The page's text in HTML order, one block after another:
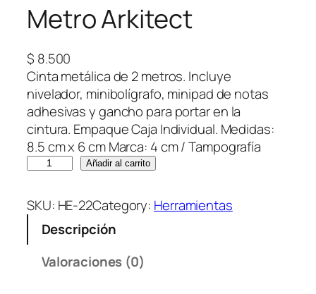
Metro Arkitect
$ 8.500
Cinta metálica de 2 metros. Incluye
nivelador, minibolígrafo, minipad de notas
adhesivas y gancho para portar en la
cintura. Empaque Caja Individual. Medidas:
8.5 cm x 6 cm Marca: 4 cm / Tampografía
t
r
Añadir al carrito
SKU: HE-22Category: Herramientas
Descripción
Valoraciones (0)